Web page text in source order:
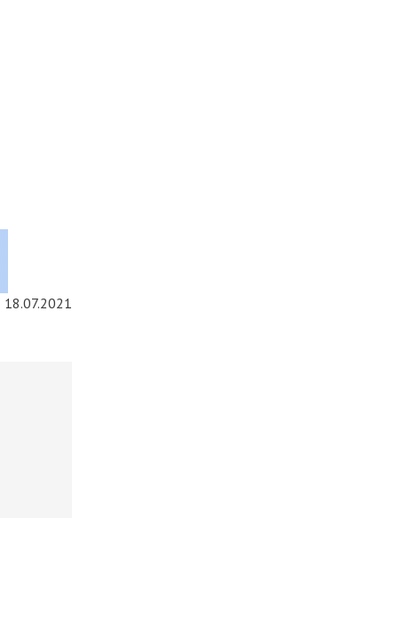
18.07.2021